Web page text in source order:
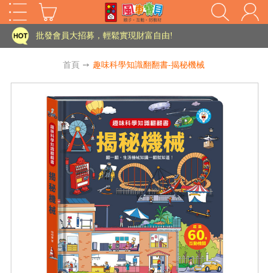
HOT
批發會員大招募，輕鬆實現財富自由!
老師您好!!幼教會員火熱招募中~
海外購物免煩惱！點我查看『海外購物流程說明』
批發會員大招募，輕鬆實現財富自由!
老師您好!!幼教會員火熱招募中~
海外購物免煩惱！點我查看『海外購物流程說明』
首頁 ➙ 趣味科學知識翻翻書-揭秘機械